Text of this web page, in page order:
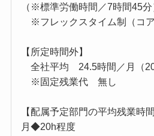
（※標準労働時間／7時間45分
※フレックスタイム制（コア
【所定時間外】
全社平均 24.5時間／月（
※固定残業代 無し
【配属予定部門の平均残業時間
月◆20h程度